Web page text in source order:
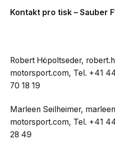
Kontakt pro tisk – Sauber
Robert Höpoltseder,
motorsport.com, Tel. +41
70 18 19
Marleen Seilheimer,
motorsport.com, Tel. +41
28 49